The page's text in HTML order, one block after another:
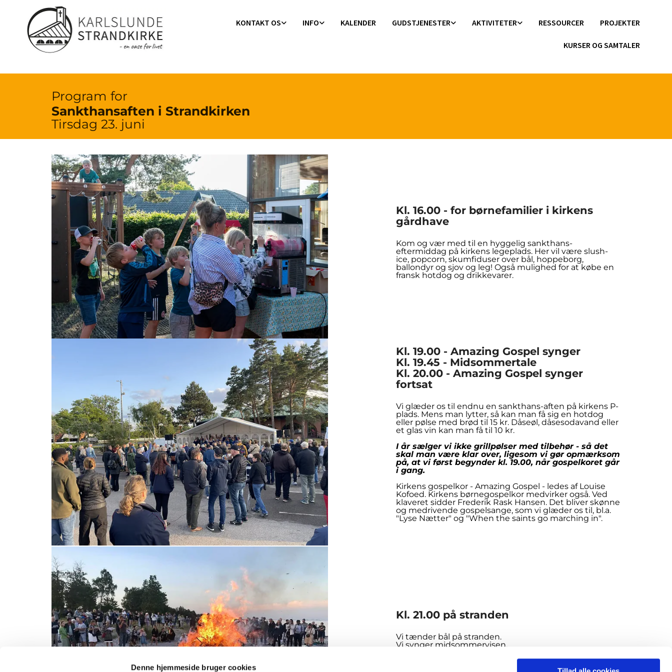
Denne hjemmeside bruger cookies
KONTAKT OS INFO KALENDER GUDSTJENESTER AKTIVITETER RESSOURCER PROJEKTER
KURSER OG SAMTALER
Program for
Sankthansaften i Strandkirken
Tirsdag 23. juni
Kl. 16.00 - for børnefamilier i kirkens
gårdhave
Kom og vær med til en hyggelig sankthans-
eftermiddag på kirkens legeplads. Her vil være slush-
ice, popcorn, skumfiduser over bål, hoppeborg,
ballondyr og sjov og leg! Også mulighed for at købe en
fransk hotdog og drikkevarer.
Kl. 19.00 - Amazing Gospel synger
Kl. 19.45 - Midsommertale
Kl. 20.00 - Amazing Gospel synger
fortsat
Vi glæder os til endnu en sankthans-aften på kirkens P-
plads. Mens man lytter, så kan man få sig en hotdog
eller pølse med brød til 15 kr. Dåseøl, dåsesodavand eller
et glas vin kan man få til 10 kr.
I år sælger vi ikke grillpølser med tilbehør - så det
skal man være klar over, ligesom vi gør opmærksom
på, at vi først begynder kl. 19.00, når gospelkoret går
i gang.
Kirkens gospelkor - Amazing Gospel - ledes af Louise
Kofoed. Kirkens børnegospelkor medvirker også. Ved
klaveret sidder Frederik Rask Hansen. Det bliver skønne
og medrivende gospelsange, som vi glæder os til, bl.a.
"Lyse Nætter" og "When the saints go marching in".
Kl. 21.00 på stranden
Vi tænder bål på stranden.
Vi synger midsommervisen.